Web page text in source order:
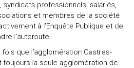
syndicats professionnels, salariés,
et membres de la société
à l’Enquête Publique et de
l’autoroute.
que l’agglomération Castres-
la seule agglomération de